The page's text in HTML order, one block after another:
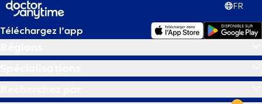
FR
Téléchargez l’app